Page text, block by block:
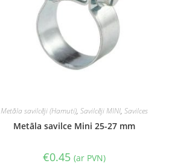
Metāla savilcēji (Hamuti),Savilcēji MINI,Savilces
Metāla savilce Mini 25-27 mm
€0.45 (ar PVN)